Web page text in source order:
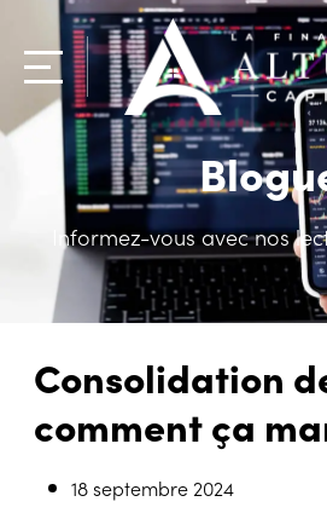
Informez-vous avec nos
Consolidation
comment ça
18 septembre 2024